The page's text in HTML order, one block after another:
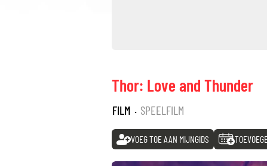
Thor: Love and Thunder
FILM · SPEELFILM
VOEG TOE AAN MIJNGIDS